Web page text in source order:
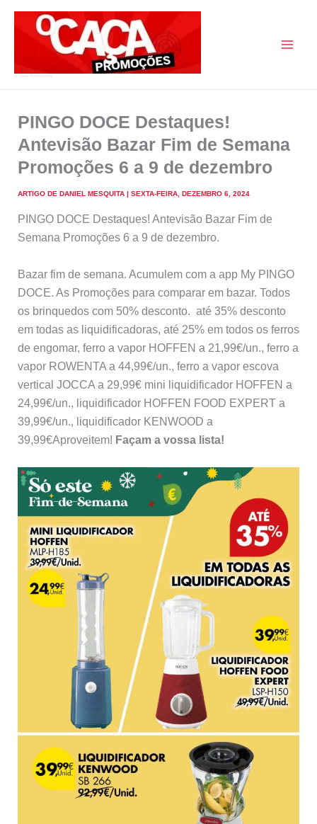
PINGO DOCE Destaques!
Antevisão Bazar Fim de Semana
Promoções 6 a 9 de dezembro
ARTIGO DE DANIEL MESQUITA | SEXTA-FEIRA, DEZEMBRO 6, 2024
PINGO DOCE Destaques! Antevisão Bazar Fim de
Semana Promoções 6 a 9 de dezembro.
Bazar fim de semana. Acumulem com a app My PINGO
DOCE. As Promoções para comparar em bazar. Todos
os brinquedos com 50% desconto. até 35% desconto
em todas as liquidificadoras, até 25% em todos os ferros
de engomar, ferro a vapor HOFFEN a 21,99€/un., ferro a
vapor ROWENTA a 44,99€/un., ferro a vapor escova
vertical JOCCA a 29,99€ mini liquidificador HOFFEN a
24,99€/un., liquidificador HOFFEN FOOD EXPERT a
39,99€/un., liquidificador KENWOOD a
39,99€Aproveitem! Façam a vossa lista!